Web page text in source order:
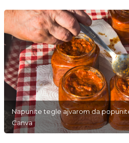
Napunite tegle ajvarom da
Canva